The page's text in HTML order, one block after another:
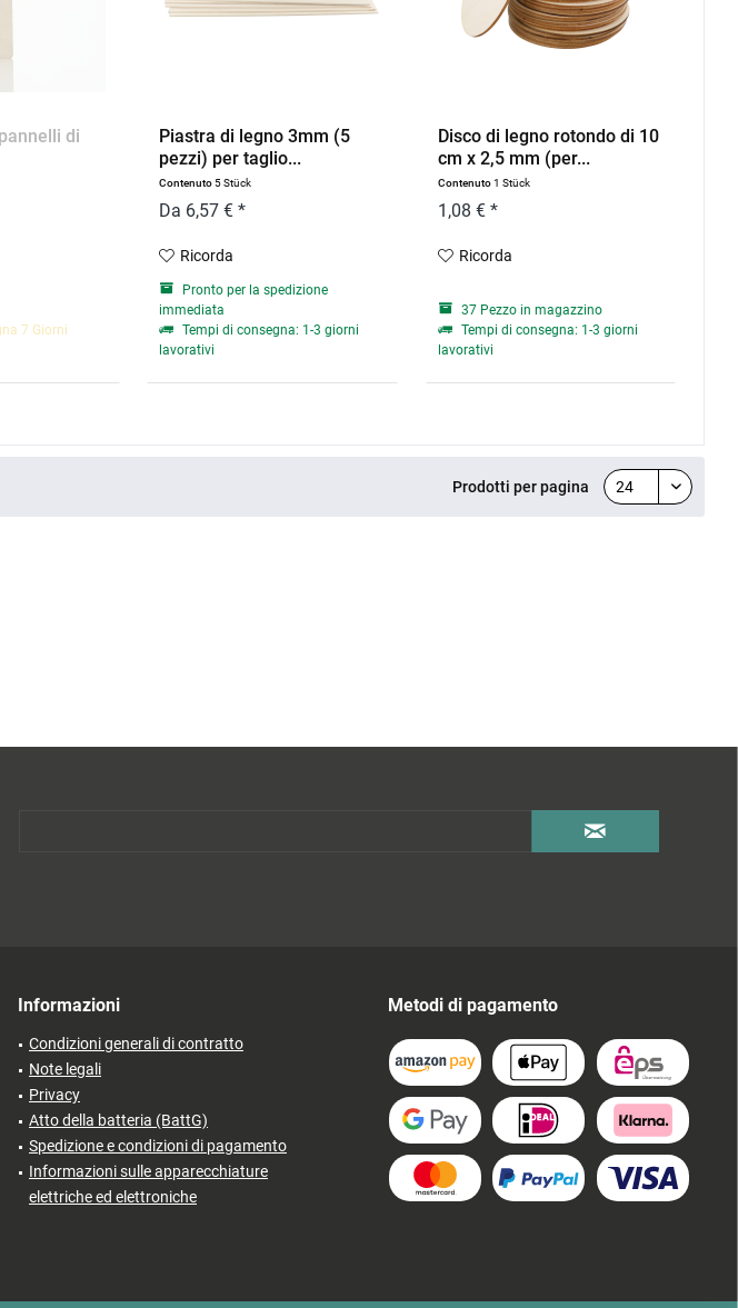
di
7 Giorni
Piastra di legno 3mm (5
pezzi) per taglio...
Contenuto5 Stück
Da 6,57 € *
Ricorda
Pronto per la spedizione
immediata
Tempi di consegna: 1-3 giorni
lavorativi
Disco di legno rotondo di 10
cm x 2,5 mm (per...
Contenuto1 Stück
1,08 € *
Ricorda
37 Pezzo in magazzino
Tempi di consegna: 1-3 giorni
lavorativi
Prodotti per pagina
Informazioni
Condizioni generali di contratto
Note legali
Privacy
Atto della batteria (BattG)
Spedizione e condizioni di pagamento
Informazioni sulle apparecchiature
elettriche ed elettroniche
Metodi di pagamento